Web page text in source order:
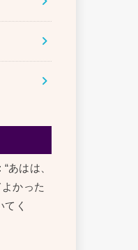
: “あはは、
かった
く